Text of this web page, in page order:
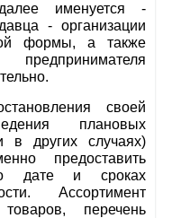
именуется -
- организации
формы, а также
своей
плановых
в других случаях)
предоставить
о дате и сроках
Ассортимент
перечень